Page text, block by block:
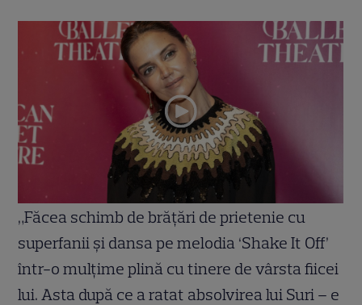
„Făcea schimb de brățări de prietenie cu
superfanii și dansa pe melodia ‘Shake It Off’
într-o mulțime plină cu tinere de vârsta fiicei
lui. Asta după ce a ratat absolvirea lui Suri – e